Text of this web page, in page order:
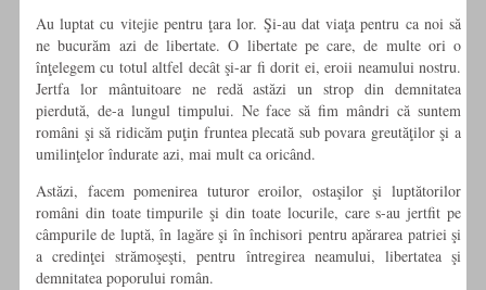
Au luptat cu vitejie pentru ţara lor. Şi-au dat viaţa pentru ca noi să
ne bucurăm azi de libertate. O libertate pe care, de multe ori o
înţelegem cu totul altfel decât şi-ar fi dorit ei, eroii neamului nostru.
Jertfa lor mântuitoare ne redă astăzi un strop din demnitatea
pierdută, de-a lungul timpului. Ne face să fim mândri că suntem
români şi să ridicăm puţin fruntea plecată sub povara greutăţilor şi a
umilinţelor îndurate azi, mai mult ca oricând.
Astăzi, facem pomenirea tuturor eroilor, ostaşilor şi luptătorilor
români din toate timpurile şi din toate locurile, care s-au jertfit pe
câmpurile de luptă, în lagăre şi în închisori pentru apărarea patriei şi
a credinţei strămoşeşti, pentru întregirea neamului, libertatea şi
demnitatea poporului român.